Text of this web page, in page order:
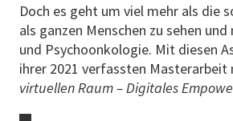
Doch es geht um viel mehr als die
als ganzen Menschen zu sehen
und Psychoonkologie. Mit diesen
ihrer 2021 verfassten
virtuellen Raum – Digitales